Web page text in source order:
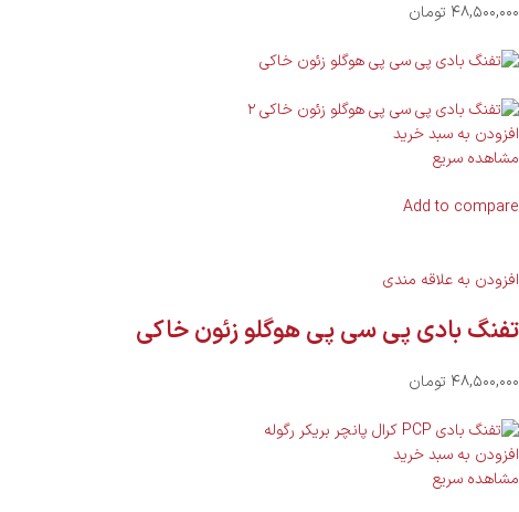
۴۸,۵۰۰,۰۰۰ تومان
افزودن به سبد خرید
مشاهده سریع
Add to compare
افزودن به علاقه مندی
تفنگ بادی پی سی پی هوگلو زئون خاکی
۴۸,۵۰۰,۰۰۰ تومان
افزودن به سبد خرید
مشاهده سریع